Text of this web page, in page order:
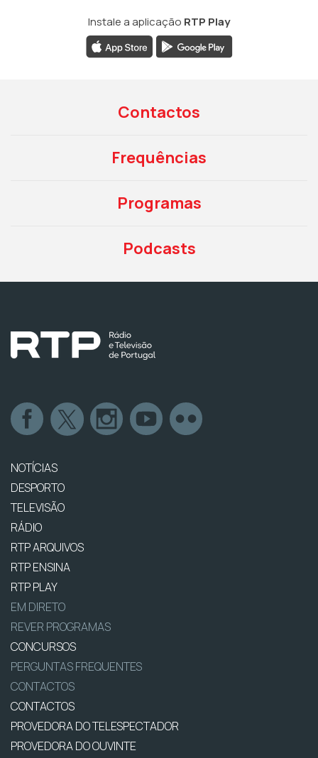
Instale a aplicação RTP Play
Contactos
Frequências
Programas
Podcasts
NOTÍCIAS
DESPORTO
TELEVISÃO
RÁDIO
RTP ARQUIVOS
RTP ENSINA
RTP PLAY
EM DIRETO
REVER PROGRAMAS
CONCURSOS
PERGUNTAS FREQUENTES
CONTACTOS
CONTACTOS
PROVEDORA DO TELESPECTADOR
PROVEDORA DO OUVINTE